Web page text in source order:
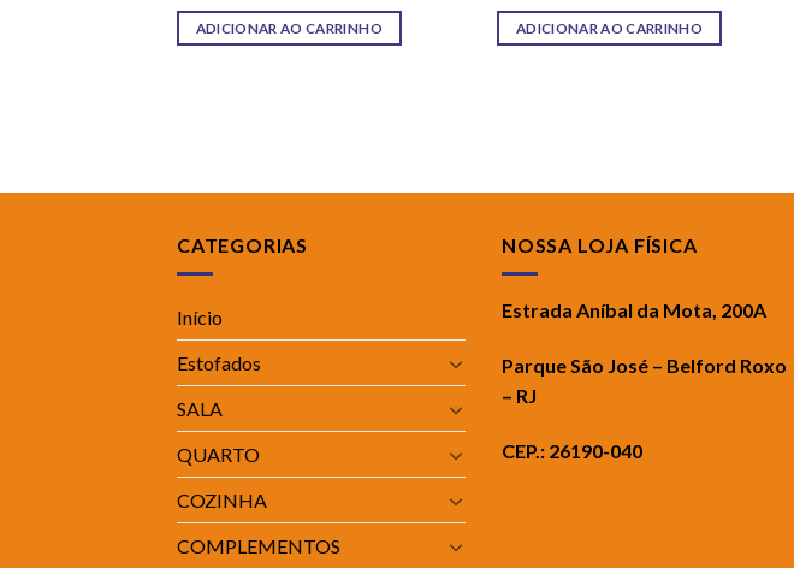
ADICIONAR AO CARRINHO ADICIONAR AO CARRINHO
CATEGORIAS
Início
Estofados
SALA
QUARTO
COZINHA
COMPLEMENTOS
NOSSA LOJA FÍSICA
Estrada Aníbal da Mota, 200A
Parque São José – Belford Roxo
– RJ
CEP.: 26190-040